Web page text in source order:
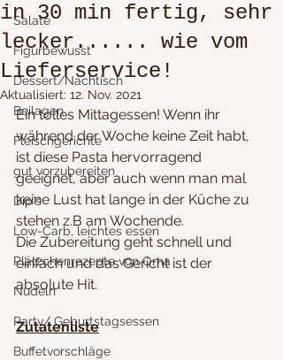
Salate
Figurbewusst
Dessert/Nachtisch
Beilagen
Fleischgerichte
gut vorzubereiten
Dip´s
Low-Carb, leichtes essen
Plätzchenrezepte von Oma
Nudeln
Party/ Geburtstagsessen
Buffetvorschläge
in 30 min fertig, sehr
lecker...... wie vom
Lieferservice!
Aktualisiert: 12. Nov. 2021
Ein tolles Mittagessen! Wenn ihr
während der Woche keine Zeit habt,
ist diese Pasta hervorragend
geeignet, aber auch wenn man mal
keine Lust hat lange in der Küche zu
stehen z.B am Wochende.
Die Zubereitung geht schnell und
einfach und das Gericht ist der
absolute Hit.
Zutatenliste